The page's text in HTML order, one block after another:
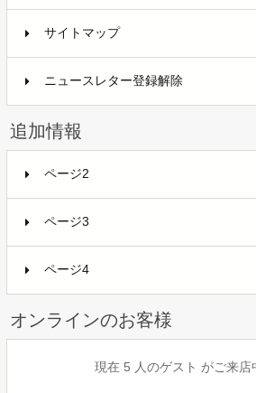
サイトマップ
ニュースレター登録解除
追加情報
ページ2
ページ3
ページ4
オンラインのお客様
現在 5 人のゲスト がご来店